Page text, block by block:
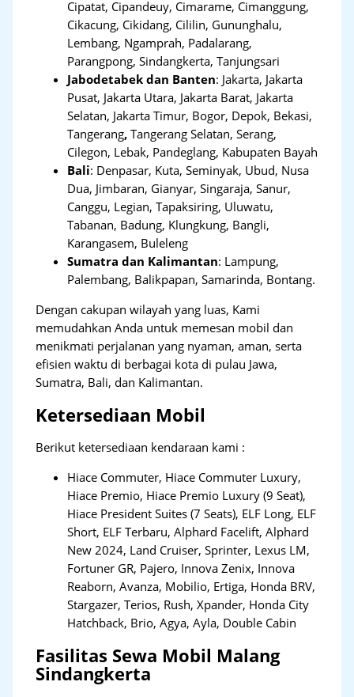
Cipatat, Cipandeuy, Cimarame, Cimanggung,
Cikacung, Cikidang, Cililin, Gununghalu,
Lembang, Ngamprah, Padalarang,
Parangpong, Sindangkerta, Tanjungsari
Jabodetabek dan Banten: Jakarta, Jakarta
Pusat, Jakarta Utara, Jakarta Barat, Jakarta
Selatan, Jakarta Timur, Bogor, Depok, Bekasi,
Tangerang,Tangerang Selatan, Serang,
Cilegon, Lebak, Pandeglang, Kabupaten Bayah
Bali: Denpasar, Kuta, Seminyak, Ubud, Nusa
Dua, Jimbaran, Gianyar, Singaraja, Sanur,
Canggu, Legian, Tapaksiring, Uluwatu,
Tabanan, Badung, Klungkung, Bangli,
Karangasem, Buleleng
Sumatra dan Kalimantan: Lampung,
Palembang, Balikpapan, Samarinda, Bontang.
Dengan cakupan wilayah yang luas, Kami
memudahkan Anda untuk memesan mobil dan
menikmati perjalanan yang nyaman, aman, serta
efisien waktu di berbagai kota di pulau Jawa,
Sumatra, Bali, dan Kalimantan.
Ketersediaan Mobil
Berikut ketersediaan kendaraan kami :
Hiace Commuter, Hiace Commuter Luxury,
Hiace Premio, Hiace Premio Luxury (9 Seat),
Hiace President Suites (7 Seats), ELF Long, ELF
Short, ELF Terbaru, Alphard Facelift, Alphard
New 2024, Land Cruiser, Sprinter, Lexus LM,
Fortuner GR, Pajero, Innova Zenix, Innova
Reaborn, Avanza, Mobilio, Ertiga, Honda BRV,
Stargazer, Terios, Rush, Xpander, Honda City
Hatchback, Brio, Agya, Ayla, Double Cabin
Fasilitas Sewa Mobil Malang
Sindangkerta